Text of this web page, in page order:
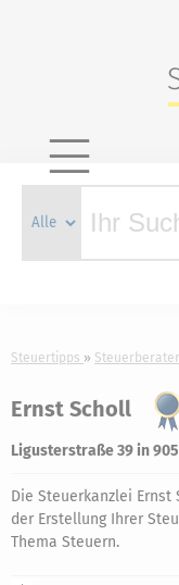
Steuertipps Steuerberater
Ernst Scholl
Ligusterstraße 39 in
Die Steuerkanzlei
der Erstellung Ihrer
Thema Steuern.